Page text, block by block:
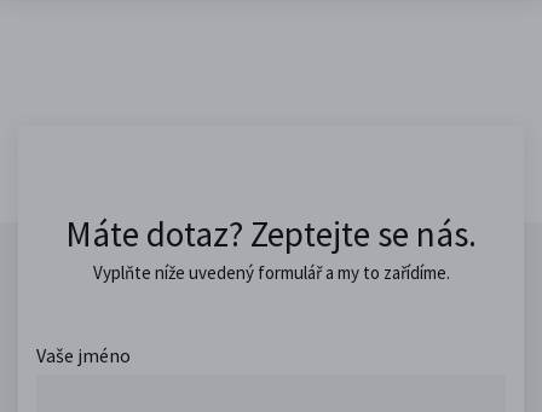
Máte dotaz? Zeptejte se nás.
Vyplňte níže uvedený formulář a my to zařídíme.
Vaše jméno